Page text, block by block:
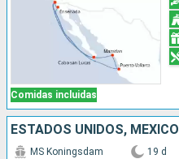
Comidas incluidas
ESTADOS UNIDOS, MÉXICO
MS Koningsdam 19 d